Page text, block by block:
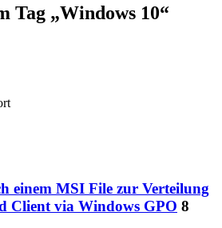
Tag „Windows 10“
einem MSI File zur Verteilung
Client via Windows GPO 8